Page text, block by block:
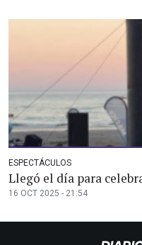
ESPECTÁCULOS
Llegó el día para
16 OCT 2025 - 21:54